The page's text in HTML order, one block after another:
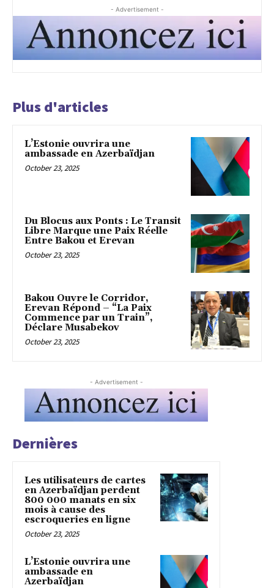
- Advertisement -
Plus d'articles
L’Estonie ouvrira une
ambassade en Azerbaïdjan
October 23, 2025
Du Blocus aux Ponts : Le Transit
Libre Marque une Paix Réelle
Entre Bakou et Erevan
October 23, 2025
Bakou Ouvre le Corridor,
Erevan Répond – “La Paix
Commence par un Train”,
Déclare Musabekov
October 23, 2025
- Advertisement -
Dernières
Les utilisateurs de cartes
en Azerbaïdjan perdent
800 000 manats en six
mois à cause des
escroqueries en ligne
October 23, 2025
L’Estonie ouvrira une
ambassade en
Azerbaïdjan